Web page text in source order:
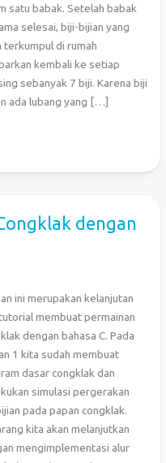
satu babak. Setelah babak
selesai, biji-bijian yang
terkumpul di rumah
kembali ke setiap
sebanyak 7 biji. Karena biji
ada lubang yang […]
dengan
ini merupakan kelanjutan
membuat permainan
dengan bahasa C. Pada
1 kita sudah membuat
dasar congklak dan
simulasi pergerakan
pada papan congklak.
kita akan melanjutkan
mengimplementasi alur